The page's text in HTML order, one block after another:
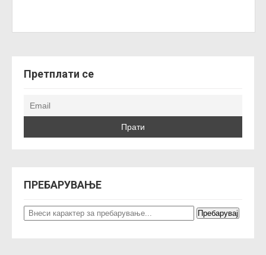
Претплати се
ПРЕБАРУВАЊЕ